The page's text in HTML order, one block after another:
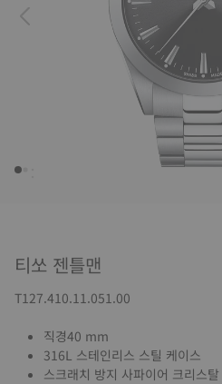
티쏘 젠틀맨
T127.410.11.051.00
직경40 mm
316L 스테인리스 스틸 케이스
스크래치 방지 사파이어 크리스탈